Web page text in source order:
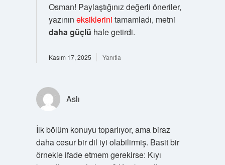
Osman! Paylaştığınız değerli öneriler,
yazının eksiklerini tamamladı, metni
daha güçlü hale getirdi.
Kasım 17, 2025 Yanıtla
Aslı
İlk bölüm konuyu toparlıyor, ama biraz
daha cesur bir dil iyi olabilirmiş. Basit bir
örnekle ifade etmem gerekirse: Kıyı